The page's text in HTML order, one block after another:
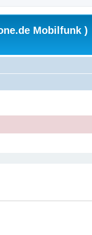
Mobilfunk )